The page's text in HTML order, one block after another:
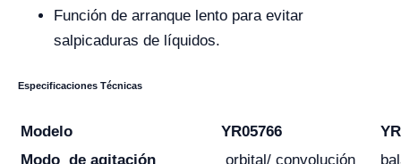
Función de arranque lento para evitar
salpicaduras de líquidos.
Especificaciones Técnicas
Modelo YR05766
Modo de agitación orbital/ convolución